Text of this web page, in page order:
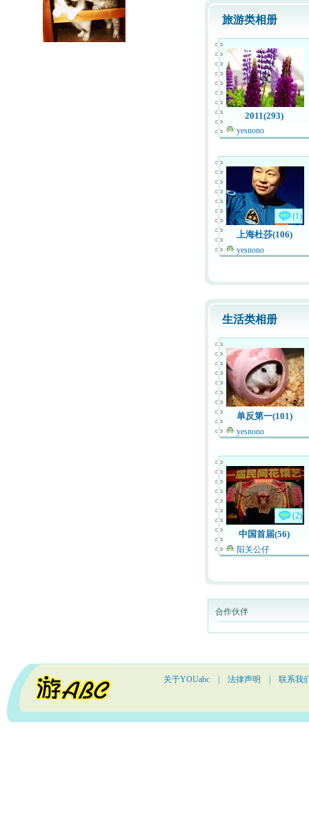
旅游类相册
2011(293)
yesnono
(1)
上海杜莎(106)
yesnono
生活类相册
单反第一(101)
yesnono
(2)
中国首届(56)
阳关公仔
合作伙伴
关于YOUabc 法律声明 联系我